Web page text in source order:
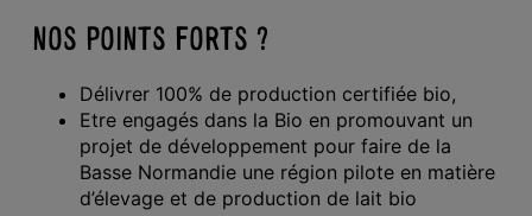
NOS POINTS FORTS ?
Délivrer 100% de production certifiée bio,
Etre engagés dans la Bio en promouvant un
projet de développement pour faire de la
Basse Normandie une région pilote en matière
d’élevage et de production de lait bio